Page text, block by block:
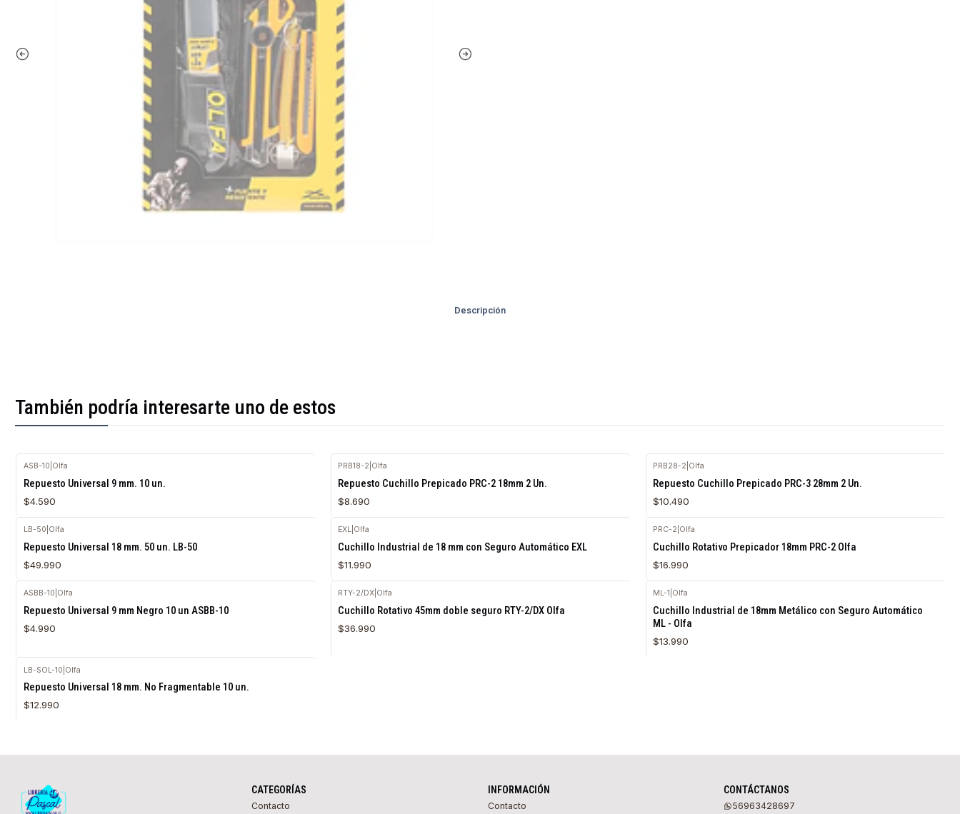
Descripción
También podría interesarte uno de estos
ASB-10 Olfa
Repuesto Universal 9 mm. 10 un.
$4.590
PRB18-2 Olfa
Repuesto Cuchillo Prepicado PRC-2 18mm 2 Un.
$8.690
PRB28-2 Olfa
Repuesto Cuchillo Prepicado PRC-3 28mm 2 Un.
$10.490
LB-50 Olfa
Repuesto Universal 18 mm. 50 un. LB-50
$49.990
EXL Olfa
Cuchillo Industrial de 18 mm con Seguro Automático EXL
$11.990
PRC-2 Olfa
Cuchillo Rotativo Prepicador 18mm PRC-2 Olfa
$16.990
ASBB-10 Olfa
Repuesto Universal 9 mm Negro 10 un ASBB-10
$4.990
RTY-2/DX Olfa
Cuchillo Rotativo 45mm doble seguro RTY-2/DX Olfa
$36.990
ML-1 Olfa
Cuchillo Industrial de 18mm Metálico con Seguro Automático
ML - Olfa
$13.990
LB-SOL-10 Olfa
Repuesto Universal 18 mm. No Fragmentable 10 un.
$12.990
CATEGORÍAS
Contacto
INFORMACIÓN
Contacto
CONTÁCTANOS
56963428697